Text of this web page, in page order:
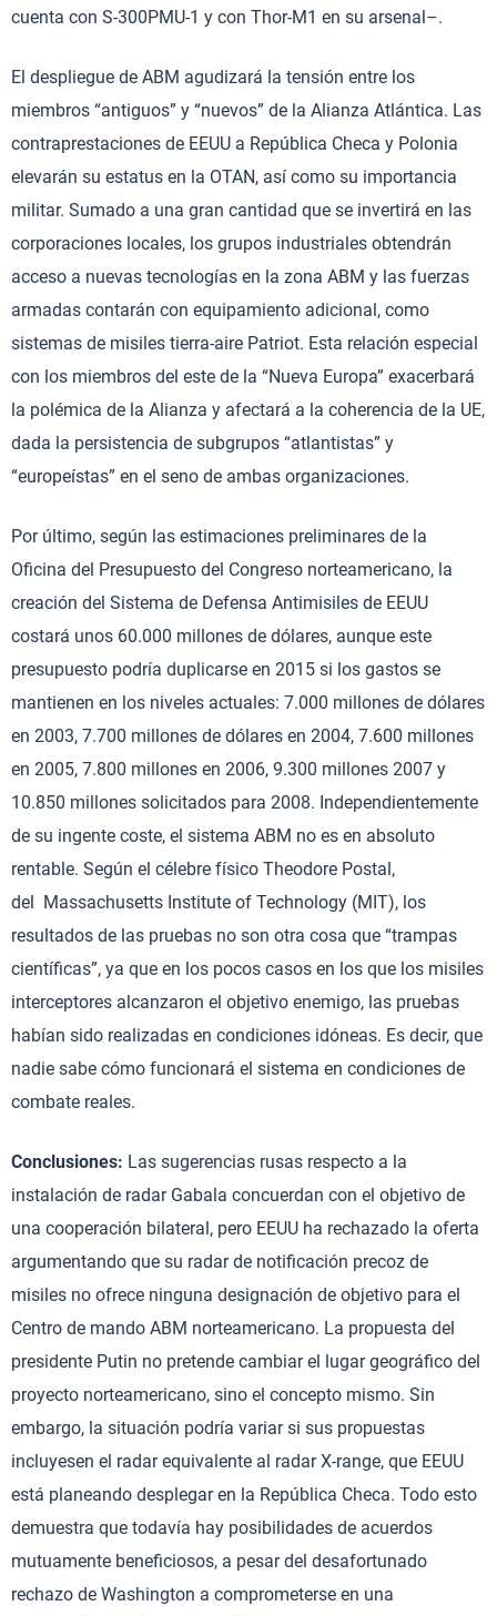
cuenta con S-300PMU-1 y con Thor-M1 en su arsenal–.
El despliegue de ABM agudizará la tensión entre los
miembros “antiguos” y “nuevos” de la Alianza Atlántica. Las
contraprestaciones de EEUU a República Checa y Polonia
elevarán su estatus en la OTAN, así como su importancia
militar. Sumado a una gran cantidad que se invertirá en las
corporaciones locales, los grupos industriales obtendrán
acceso a nuevas tecnologías en la zona ABM y las fuerzas
armadas contarán con equipamiento adicional, como
sistemas de misiles tierra-aire Patriot. Esta relación especial
con los miembros del este de la “Nueva Europa” exacerbará
la polémica de la Alianza y afectará a la coherencia de la UE,
dada la persistencia de subgrupos “atlantistas” y
“europeístas” en el seno de ambas organizaciones.
Por último, según las estimaciones preliminares de la
Oficina del Presupuesto del Congreso norteamericano, la
creación del Sistema de Defensa Antimisiles de EEUU
costará unos 60.000 millones de dólares, aunque este
presupuesto podría duplicarse en 2015 si los gastos se
mantienen en los niveles actuales: 7.000 millones de dólares
en 2003, 7.700 millones de dólares en 2004, 7.600 millones
en 2005, 7.800 millones en 2006, 9.300 millones 2007 y
10.850 millones solicitados para 2008. Independientemente
de su ingente coste, el sistema ABM no es en absoluto
rentable. Según el célebre físico Theodore Postal,
del Massachusetts Institute of Technology (MIT), los
resultados de las pruebas no son otra cosa que “trampas
científicas”, ya que en los pocos casos en los que los misiles
interceptores alcanzaron el objetivo enemigo, las pruebas
habían sido realizadas en condiciones idóneas. Es decir, que
nadie sabe cómo funcionará el sistema en condiciones de
combate reales.
Conclusiones: Las sugerencias rusas respecto a la
instalación de radar Gabala concuerdan con el objetivo de
una cooperación bilateral, pero EEUU ha rechazado la oferta
argumentando que su radar de notificación precoz de
misiles no ofrece ninguna designación de objetivo para el
Centro de mando ABM norteamericano. La propuesta del
presidente Putin no pretende cambiar el lugar geográfico del
proyecto norteamericano, sino el concepto mismo. Sin
embargo, la situación podría variar si sus propuestas
incluyesen el radar equivalente al radar X-range, que EEUU
está planeando desplegar en la República Checa. Todo esto
demuestra que todavía hay posibilidades de acuerdos
mutuamente beneficiosos, a pesar del desafortunado
rechazo de Washington a comprometerse en una